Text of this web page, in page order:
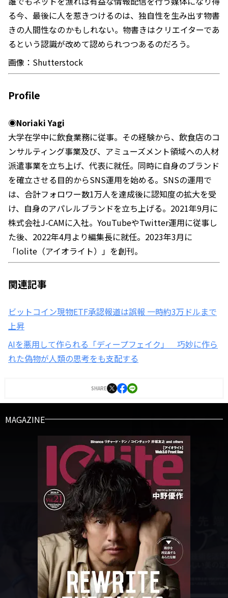
る今、最後に人を惹きつけるのは、独自性を生み出す物書
きの人間性なのかもしれない。物書きはクリエイターであ
るという認識が改めて認められつつあるのだろう。
画像：Shutterstock
Profile
◉Noriaki Yagi
大学在学中に飲食業務に従事。その経験から、飲食店のコ
ンサルティング事業及び、アミューズメント領域への人材
派遣事業を立ち上げ、代表に就任。同時に自身のブランド
を確立させる目的からSNS運用を始める。SNSの運用で
は、合計フォロワー数1万人を達成後に認知度の拡大を受
け、自身のアパレルブランドを立ち上げる。2021年9月に
株式会社J-CAMに入社。YouTubeやTwitter運用に従事し
た後、2022年4月より編集長に就任。2023年3月に
「Iolite（アイオライト）」を創刊。
関連記事
ビットコイン現物ETF承認報道は誤報 一時約3万ドルまで
上昇
AIを悪用して作られる「ディープフェイク」 巧妙に作ら
れた偽物が人類の思考をも支配する
SHARE
MAGAZINE